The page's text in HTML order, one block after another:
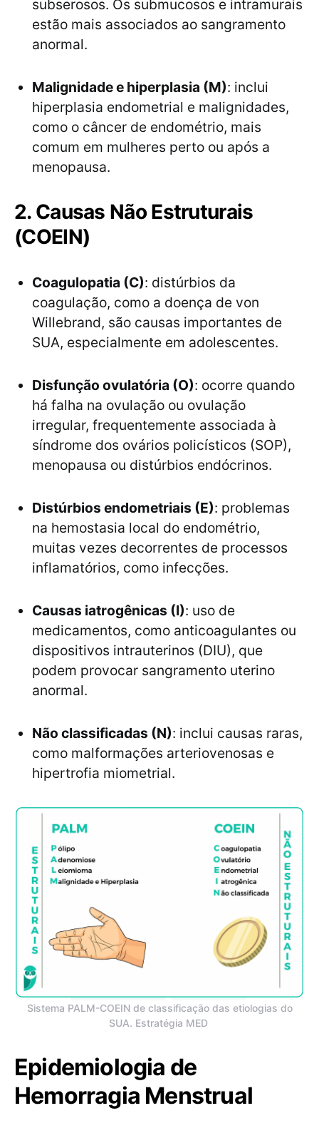
subserosos. Os submucosos e intramurais
estão mais associados ao sangramento
anormal.
Malignidade e hiperplasia (M): inclui
hiperplasia endometrial e malignidades,
como o câncer de endométrio, mais
comum em mulheres perto ou após a
menopausa.
2. Causas Não Estruturais
(COEIN)
Coagulopatia (C): distúrbios da
coagulação, como a doença de von
Willebrand, são causas importantes de
SUA, especialmente em adolescentes.
Disfunção ovulatória (O): ocorre quando
há falha na ovulação ou ovulação
irregular, frequentemente associada à
síndrome dos ovários policísticos (SOP),
menopausa ou distúrbios endócrinos.
Distúrbios endometriais (E): problemas
na hemostasia local do endométrio,
muitas vezes decorrentes de processos
inflamatórios, como infecções.
Causas iatrogênicas (I): uso de
medicamentos, como anticoagulantes ou
dispositivos intrauterinos (DIU), que
podem provocar sangramento uterino
anormal.
Não classificadas (N): inclui causas raras,
como malformações arteriovenosas e
hipertrofia miometrial.
Sistema PALM-COEIN de classificação das etiologias do
SUA. Estratégia MED
Epidemiologia de
Hemorragia Menstrual